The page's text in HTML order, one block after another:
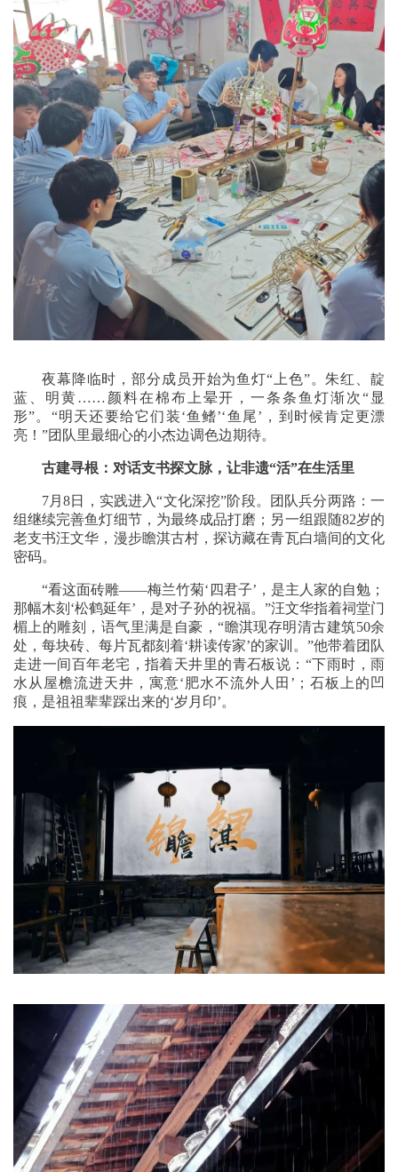
夜幕降临时，部分成员开始为鱼灯“上色”。朱红、靛
蓝、明黄……颜料在棉布上晕开，一条条鱼灯渐次“显
形”。“明天还要给它们装‘鱼鳍’‘鱼尾’，到时候肯定更漂
亮！”团队里最细心的小杰边调色边期待。
古建寻根：对话支书探文脉，让非遗“活”在生活里
7月8日，实践进入“文化深挖”阶段。团队兵分两路：一
组继续完善鱼灯细节，为最终成品打磨；另一组跟随82岁的
老支书汪文华，漫步瞻淇古村，探访藏在青瓦白墙间的文化
密码。
“看这面砖雕——梅兰竹菊‘四君子’，是主人家的自勉；
那幅木刻‘松鹤延年’，是对子孙的祝福。”汪文华指着祠堂门
楣上的雕刻，语气里满是自豪，“瞻淇现存明清古建筑50余
处，每块砖、每片瓦都刻着‘耕读传家’的家训。”他带着团队
走进一间百年老宅，指着天井里的青石板说：“下雨时，雨
水从屋檐流进天井，寓意‘肥水不流外人田’；石板上的凹
痕，是祖祖辈辈踩出来的‘岁月印’。